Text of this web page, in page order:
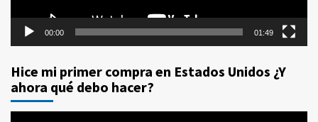
00:00 01:49
Hice mi primer compra en Estados Unidos ¿Y
ahora qué debo hacer?